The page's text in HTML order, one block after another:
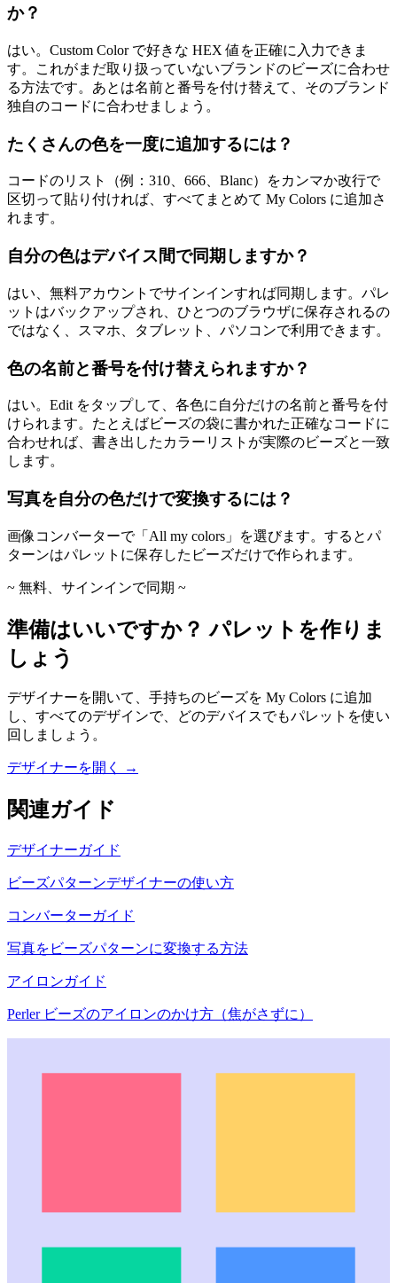
か？
はい。Custom Color で好きな HEX 値を正確に入力できま
す。これがまだ取り扱っていないブランドのビーズに合わせ
る方法です。あとは名前と番号を付け替えて、そのブランド
独自のコードに合わせましょう。
たくさんの色を一度に追加するには？
コードのリスト（例：310、666、Blanc）をカンマか改行で
区切って貼り付ければ、すべてまとめて My Colors に追加さ
れます。
自分の色はデバイス間で同期しますか？
はい、無料アカウントでサインインすれば同期します。パレ
ットはバックアップされ、ひとつのブラウザに保存されるの
ではなく、スマホ、タブレット、パソコンで利用できます。
色の名前と番号を付け替えられますか？
はい。Edit をタップして、各色に自分だけの名前と番号を付
けられます。たとえばビーズの袋に書かれた正確なコードに
合わせれば、書き出したカラーリストが実際のビーズと一致
します。
写真を自分の色だけで変換するには？
画像コンバーターで「All my colors」を選びます。するとパ
ターンはパレットに保存したビーズだけで作られます。
~ 無料、サインインで同期 ~
準備はいいですか？ パレットを作りま
しょう
デザイナーを開いて、手持ちのビーズを My Colors に追加
し、すべてのデザインで、どのデバイスでもパレットを使い
回しましょう。
デザイナーを開く →
関連ガイド
デザイナーガイド
ビーズパターンデザイナーの使い方
コンバーターガイド
写真をビーズパターンに変換する方法
アイロンガイド
Perler ビーズのアイロンのかけ方（焦がさずに）